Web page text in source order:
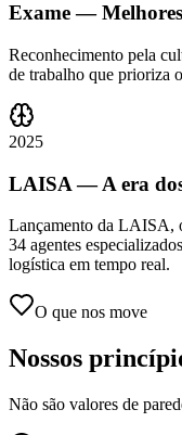
Exame —
Reconhecimento pela
de trabalho que prioriza
2025
LAISA — A era
Lançamento da LAISA,
34 agentes
logística em tempo real.
O que nos move
Nossos
Não são valores de